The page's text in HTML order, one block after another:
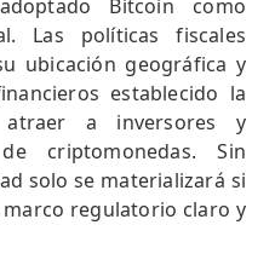
Bitcoin como
Las políticas fiscales
ubicación geográfica y
establecido la
a inversores y
criptomonedas. Sin
solo se materializará si
regulatorio claro y